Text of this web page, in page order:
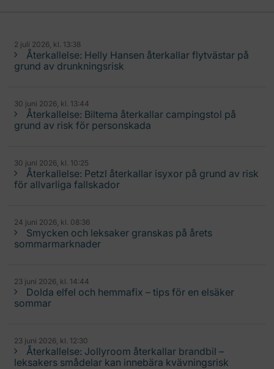
2 juli 2026, kl. 13:38
Återkallelse: Helly Hansen återkallar flytvästar på
grund av drunkningsrisk
30 juni 2026, kl. 13:44
Återkallelse: Biltema återkallar campingstol på
grund av risk för personskada
30 juni 2026, kl. 10:25
Återkallelse: Petzl återkallar isyxor på grund av risk
för allvarliga fallskador
24 juni 2026, kl. 08:36
Smycken och leksaker granskas på årets
sommarmarknader
23 juni 2026, kl. 14:44
Dolda elfel och hemmafix – tips för en elsäker
sommar
23 juni 2026, kl. 12:30
Återkallelse: Jollyroom återkallar brandbil –
leksakers smådelar kan innebära kvävningsrisk